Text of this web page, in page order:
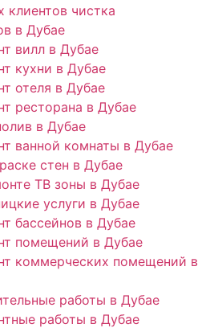
чистка
в Дубае
вилл в Дубае
кухни в Дубае
отеля в Дубае
ресторана в Дубае
в Дубае
ванной комнаты в Дубае
стен в Дубае
ТВ зоны в Дубае
услуги в Дубае
бассейнов в Дубае
помещений в Дубае
коммерческих помещений в
работы в Дубае
работы в Дубае